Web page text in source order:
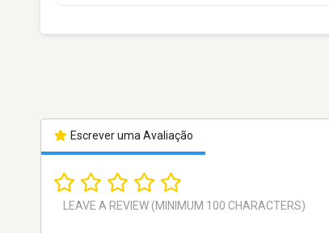
Escrever uma Avaliação